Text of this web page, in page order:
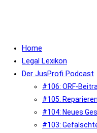
Home
Legal Lexikon
Der JusProfi Podcast
#106: ORF-
#105:
#104: Neues
#103: